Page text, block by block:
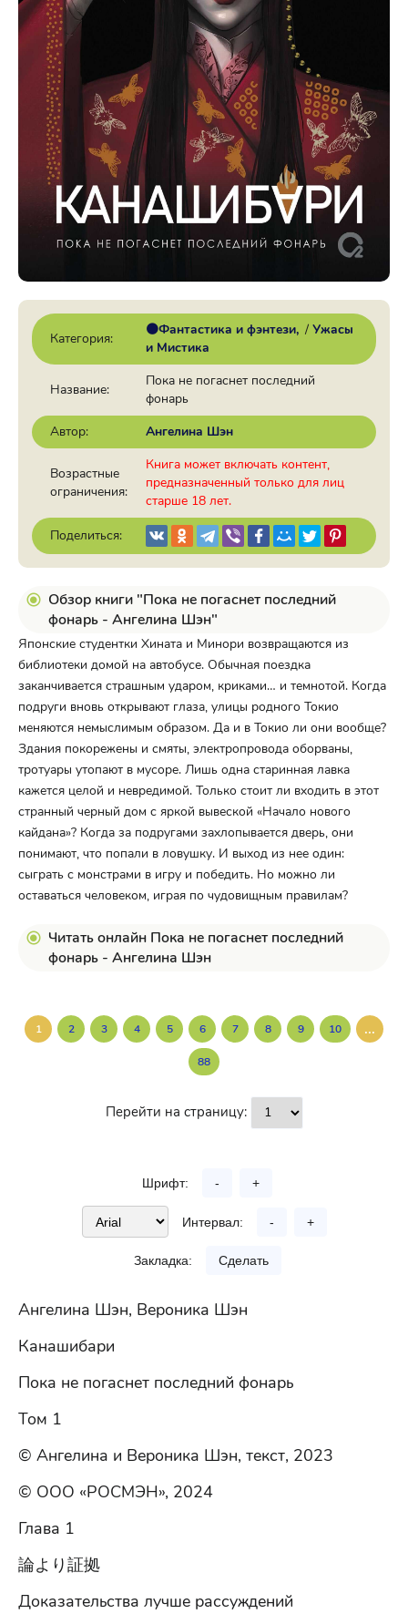
Категория:
🟠Фантастика и фэнтези / Ужасы
и Мистика
Название:
Пока не погаснет последний
фонарь
Автор:
Ангелина Шэн
Возрастные
ограничения:
Книга может включать контент,
предназначенный только для лиц
старше 18 лет.
Поделиться:
Обзор книги "Пока не погаснет последний
фонарь - Ангелина Шэн"
Японские студентки Хината и Минори возвращаются из
библиотеки домой на автобусе. Обычная поездка
заканчивается страшным ударом, криками… и темнотой. Когда
подруги вновь открывают глаза, улицы родного Токио
меняются немыслимым образом. Да и в Токио ли они вообще?
Здания покорежены и смяты, электропровода оборваны,
тротуары утопают в мусоре. Лишь одна старинная лавка
кажется целой и невредимой. Только стоит ли входить в этот
странный черный дом с яркой вывеской «Начало нового
кайдана»? Когда за подругами захлопывается дверь, они
понимают, что попали в ловушку. И выход из нее один:
сыграть с монстрами в игру и победить. Но можно ли
оставаться человеком, играя по чудовищным правилам?
Читать онлайн Пока не погаснет последний
фонарь - Ангелина Шэн
1 2 3 4 5 6 7 8 9 10 ...
88
Перейти на страницу:
Шрифт: - +
Интервал: - +
Закладка: Сделать
Ангелина Шэн, Вероника Шэн
Канашибари
Пока не погаснет последний фонарь
Том 1
© Ангелина и Вероника Шэн, текст, 2023
© ООО «РОСМЭН», 2024
Глава 1
論より証拠
Доказательства лучше рассуждений